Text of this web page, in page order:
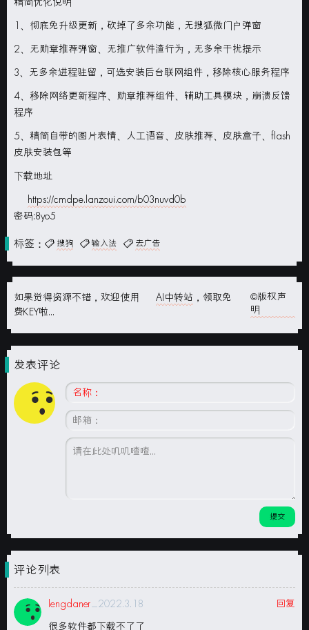
1、彻底免升级更新，砍掉了多余功能，无搜狐微门户弹窗
2、无勋章推荐弹窗、无推广软件渣行为，无多余干扰提示
3、无多余进程驻留，可选安装后台联网组件，移除核心服务程序
4、移除网络更新程序、勋章推荐组件、辅助工具模块，崩溃反馈
程序
5、精简自带的图片表情、人工语音、皮肤推荐、皮肤盒子、flash
皮肤安装包等
下载地址
https://cmdpe.lanzoui.com/b03nuvd0b
密码:8yo5
标签： 搜狗 输入法 去广告
如果觉得资源不错，欢迎使用 AI中转站 ，领取免
费KEY啦...
©版权声
明
发表评论
评论列表
lengdaner_2022.3.18
回复
很多软件都下载不了了